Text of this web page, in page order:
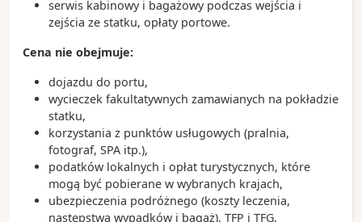
serwis kabinowy i bagażowy podczas wejścia i
zejścia ze statku, opłaty portowe.
Cena nie obejmuje:
dojazdu do portu,
wycieczek fakultatywnych zamawianych na pokładzie
statku,
korzystania z punktów usługowych (pralnia,
fotograf, SPA itp.),
podatków lokalnych i opłat turystycznych, które
mogą być pobierane w wybranych krajach,
ubezpieczenia podróżnego (koszty leczenia,
następstwa wypadków i bagaż), TFP i TFG,